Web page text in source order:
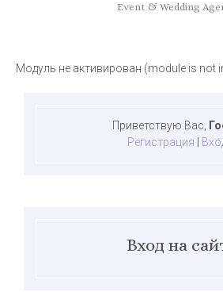
Event & Wedding
Модуль не активирован (module is not
Приветствую Вас
Регистрация
Вход на